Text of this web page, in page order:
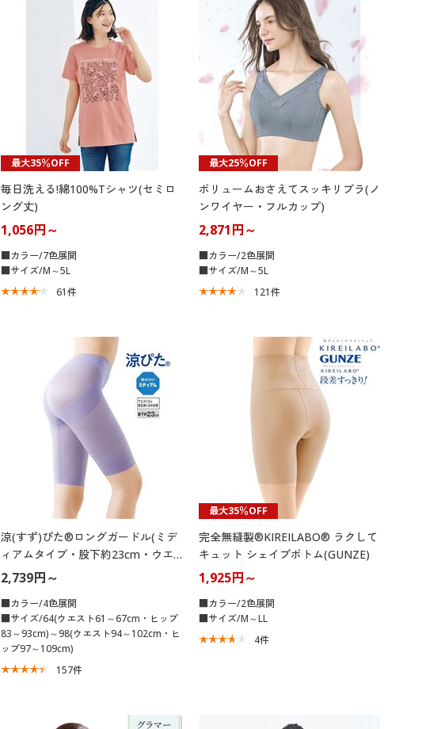
最大35％OFF
毎日洗える!綿100%Tシャツ(セミロ
ング丈)
1,056円～
■カラー/7色展開
■サイズ/M～5L
61件
最大25％OFF
ボリュームおさえてスッキリブラ(ノ
ンワイヤー・フルカップ)
2,871円～
■カラー/2色展開
■サイズ/M～5L
121件
涼(すず)ぴた®ロングガードル(ミデ
ィアムタイプ・股下約23cm・ウエ
ストゴム身生地くるみ仕様)
2,739円～
■カラー/4色展開
■サイズ/64(ウエスト61～67cm・ヒップ
83～93cm)～98(ウエスト94～102cm・ヒ
ップ97～109cm)
157件
最大35％OFF
完全無縫製®KIREILABO® ラクして
キュット シェイプボトム(GUNZE)
1,925円～
■カラー/2色展開
■サイズ/M～LL
4件